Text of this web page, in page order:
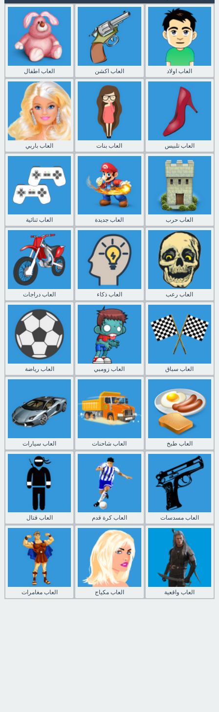
العاب اطفال العاب اكشن العاب اولاد
العاب باربي العاب بنات العاب تلبيس
العاب ثنائية العاب جديدة العاب حرب
العاب دراجات العاب ذكاء العاب رعب
العاب رياضة العاب زومبي العاب سباق
العاب سيارات العاب شاحنات العاب طبخ
العاب قتال العاب كرة قدم العاب مسدسات
العاب مغامرات العاب مكياج العاب واقعية